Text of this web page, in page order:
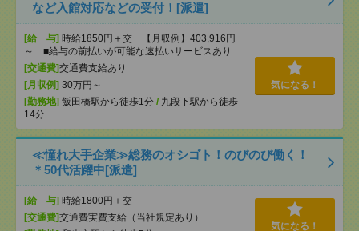
など入館対応などの受付！[派遣]
[給 与] 時給1850円＋交 【月収例】403,916円
～ ■給与の前払いが可能な速払いサービスあり
[交通費]交通費支給あり
[月収例] 30万円～
[勤務地] 飯田橋駅から徒歩1分 / 九段下駅から徒歩
14分
気になる！
≪憧れ大手企業≫総務のオシゴト！のびのび働く！
＊50代活躍中[派遣]
[給 与] 時給1800円＋交
[交通費]交通費実費支給（当社規定あり）
気になる！